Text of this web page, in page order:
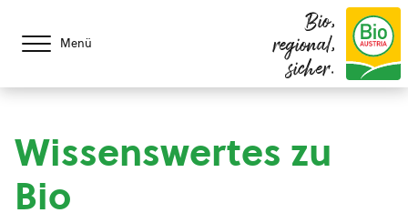
Menü
Bio,
regional,
sicher.
Wissenswertes zu
Bio